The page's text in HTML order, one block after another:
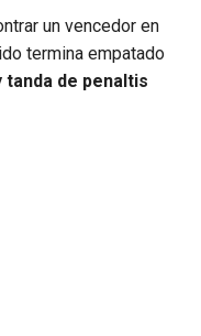
un vencedor en
termina empatado
tanda de penaltis